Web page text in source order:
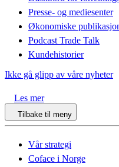
Presse- og mediesenter
Økonomiske
Podcast Trade Talk
Kundehistorier
Ikke gå glipp av våre nyheter
Les mer
Tilbake til meny
Vår strategi
Coface i Norge